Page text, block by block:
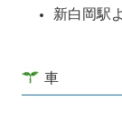
新白岡駅
車